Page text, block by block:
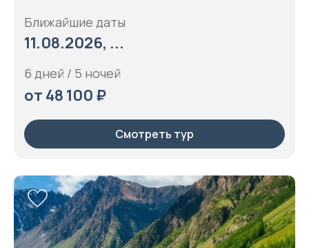
Ближайшие даты
11.08.2026, ...
6 дней / 5 ночей
от 48 100 ₽
Смотреть тур